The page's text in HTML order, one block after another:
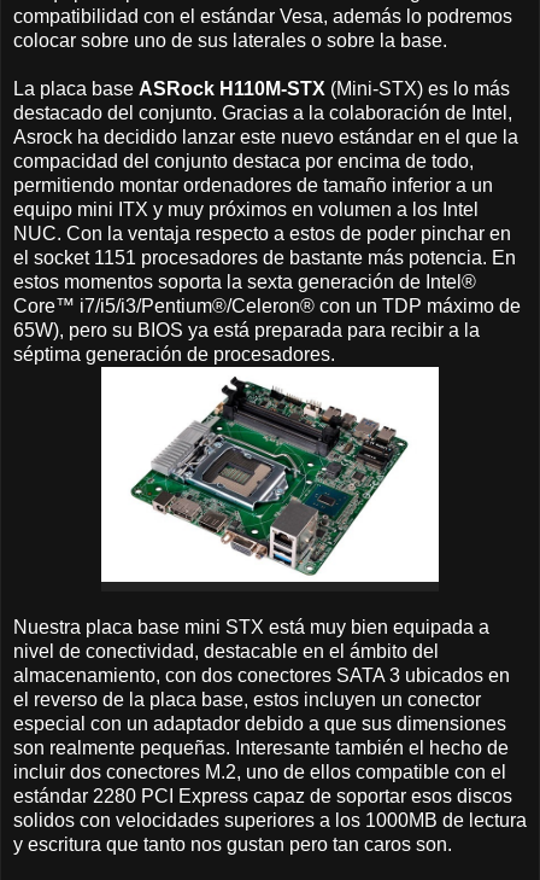
compatibilidad con el estándar Vesa, además lo podremos
colocar sobre uno de sus laterales o sobre la base.
La placa base ASRock H110M-STX (Mini-STX) es lo más
destacado del conjunto. Gracias a la colaboración de Intel,
Asrock ha decidido lanzar este nuevo estándar en el que la
compacidad del conjunto destaca por encima de todo,
permitiendo montar ordenadores de tamaño inferior a un
equipo mini ITX y muy próximos en volumen a los Intel
NUC. Con la ventaja respecto a estos de poder pinchar en
el socket 1151 procesadores de bastante más potencia. En
estos momentos soporta la sexta generación de Intel®
Core™ i7/i5/i3/Pentium®/Celeron® con un TDP máximo de
65W), pero su BIOS ya está preparada para recibir a la
séptima generación de procesadores.
Nuestra placa base mini STX está muy bien equipada a
nivel de conectividad, destacable en el ámbito del
almacenamiento, con dos conectores SATA 3 ubicados en
el reverso de la placa base, estos incluyen un conector
especial con un adaptador debido a que sus dimensiones
son realmente pequeñas. Interesante también el hecho de
incluir dos conectores M.2, uno de ellos compatible con el
estándar 2280 PCI Express capaz de soportar esos discos
solidos con velocidades superiores a los 1000MB de lectura
y escritura que tanto nos gustan pero tan caros son.